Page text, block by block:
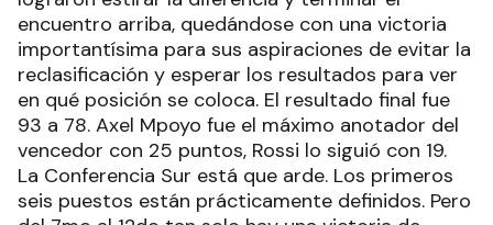
encuentro arriba, quedándose con una victoria
importantísima para sus aspiraciones de evitar la
reclasificación y esperar los resultados para ver
en qué posición se coloca. El resultado final fue
93 a 78. Axel Mpoyo fue el máximo anotador del
vencedor con 25 puntos, Rossi lo siguió con 19.
La Conferencia Sur está que arde. Los primeros
seis puestos están prácticamente definidos. Pero